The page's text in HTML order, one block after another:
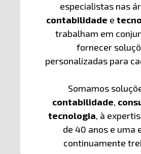
especialistas nas
contabilidade e
trabalham em
fornecer
personalizadas para
Somamos
contabilidade,
tecnologia, à
de 40 anos e uma
continuamente